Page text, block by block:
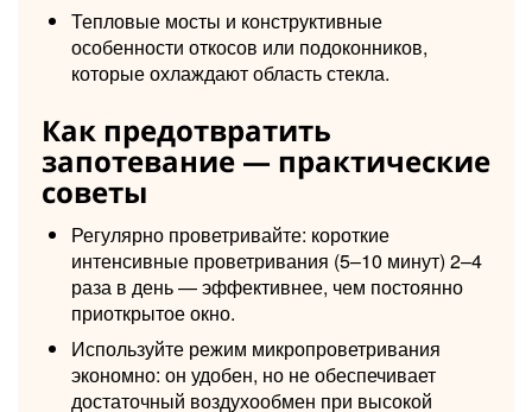
Тепловые мосты и конструктивные
особенности откосов или подоконников,
которые охлаждают область стекла.
Как предотвратить
запотевание — практические
советы
Регулярно проветривайте: короткие
интенсивные проветривания (5–10 минут) 2–4
раза в день — эффективнее, чем постоянно
приоткрытое окно.
Используйте режим микропроветривания
экономно: он удобен, но не обеспечивает
достаточный воздухообмен при высокой